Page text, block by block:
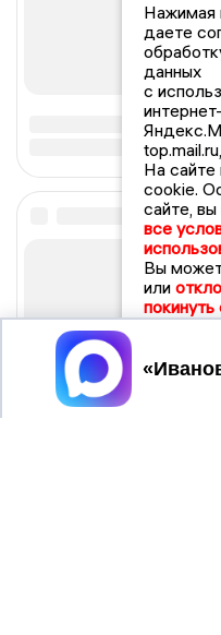
Нажимая
даете
данных
с
На сайте
cookie.
сайте,
все
Вы
или
покинуть